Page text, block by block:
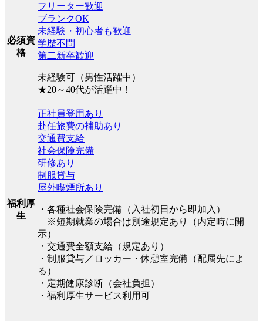
必須資
格
フリーター歓迎
ブランクOK
未経験・初心者も歓迎
学歴不問
第二新卒歓迎
未経験可（男性活躍中）
★20～40代が活躍中！
福利厚
生
正社員登用あり
赴任旅費の補助あり
交通費支給
社会保険完備
研修あり
制服貸与
屋外喫煙所あり
・各種社会保険完備（入社初日から即加入）
※短期就業の場合は別途規定あり（内定時に開
示）
・交通費全額支給（規定あり）
・制服貸与／ロッカー・休憩室完備（配属先によ
る）
・定期健康診断（会社負担）
・福利厚生サービス利用可